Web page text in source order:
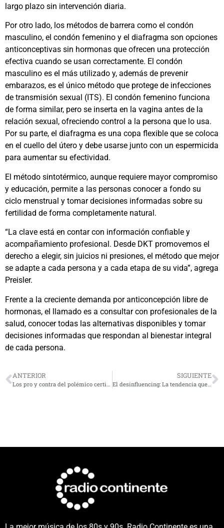
largo plazo sin intervención diaria.
Por otro lado, los métodos de barrera como el condón
masculino, el condón femenino y el diafragma son opciones
anticonceptivas sin hormonas que ofrecen una protección
efectiva cuando se usan correctamente. El condón
masculino es el más utilizado y, además de prevenir
embarazos, es el único método que protege de infecciones
de transmisión sexual (ITS). El condón femenino funciona
de forma similar, pero se inserta en la vagina antes de la
relación sexual, ofreciendo control a la persona que lo usa.
Por su parte, el diafragma es una copa flexible que se coloca
en el cuello del útero y debe usarse junto con un espermicida
para aumentar su efectividad.
El método sintotérmico, aunque requiere mayor compromiso
y educación, permite a las personas conocer a fondo su
ciclo menstrual y tomar decisiones informadas sobre su
fertilidad de forma completamente natural.
“La clave está en contar con información confiable y
acompañamiento profesional. Desde DKT promovemos el
derecho a elegir, sin juicios ni presiones, el método que mejor
se adapte a cada persona y a cada etapa de su vida”, agrega
Preisler.
Frente a la creciente demanda por anticoncepción libre de
hormonas, el llamado es a consultar con profesionales de la
salud, conocer todas las alternativas disponibles y tomar
decisiones informadas que respondan al bienestar integral
de cada persona.
ANTERIOR
Los pro y contra del polémico certificado que revela el historial laboral de los trabajadores
SIGUIENTE
El desinfluencing: La tendencia que gana terreno entre la Generación Z